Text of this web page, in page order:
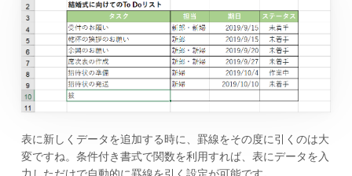
表に新しくデータを追加する時に、罫線をその度に引くのは大
変ですね。条件付き書式で関数を利用すれば、表にデータを入
力しただけで自動的に罫線を引く設定が可能です。